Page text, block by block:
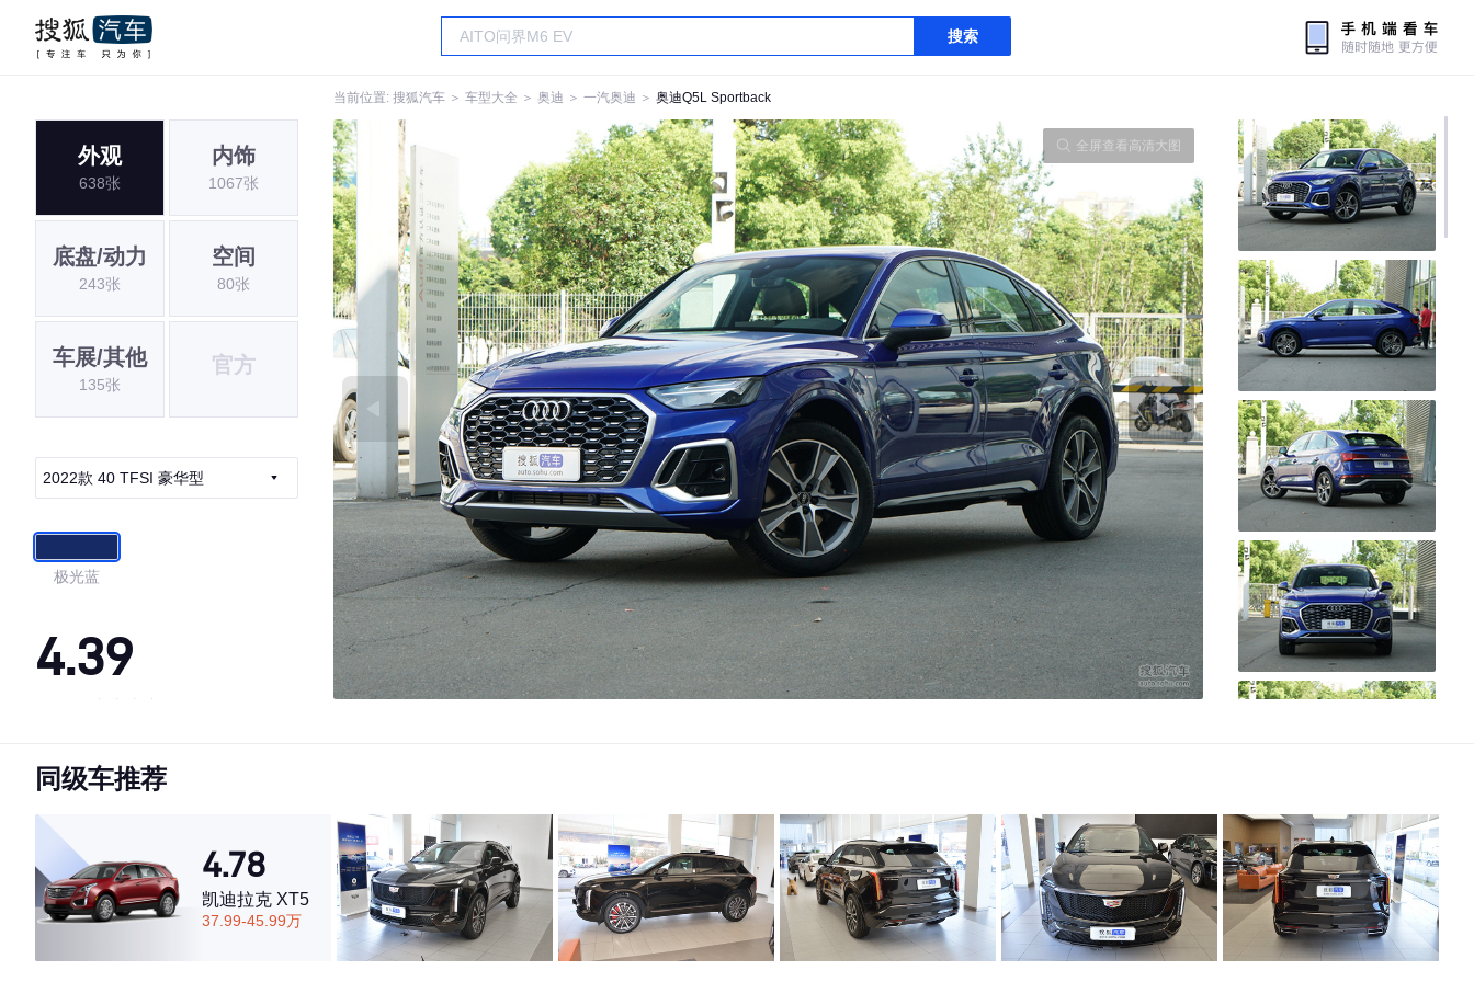
搜索
当前位置: 搜狐汽车 ＞ 车型大全 ＞ 奥迪 ＞ 一汽奥迪 ＞ 奥迪Q5L Sportback
外观
638张
内饰
1067张
底盘/动力
243张
空间
80张
车展/其他
135张
官方
2022款 40 TFSI 豪华型
极光蓝
4.39
·内饰表现一般，低于92%同级车
·空间表现一般，低于82%同级车
全屏查看高清大图
同级车推荐
4.78
凯迪拉克 XT5
37.99-45.99万